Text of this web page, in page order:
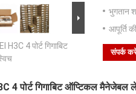
4 पोर्ट गिगाबिट
भुगतान
आपूर्ति
संपर्क
4 पोर्ट गिगाबिट ऑप्टिकल मैनेजेबल